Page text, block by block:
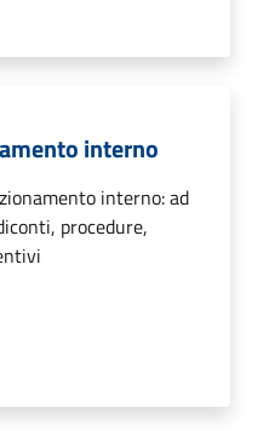
interno
interno: ad
procedure,